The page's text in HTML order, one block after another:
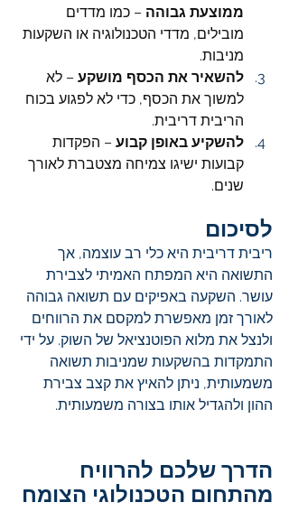
ממוצעת גבוהה – כמו מדדים
מובילים, מדדי הטכנולוגיה או השקעות
מניבות.
להשאיר את הכסף מושקע – לא
למשוך את הכסף, כדי לא לפגוע בכוח
הריבית דריבית.
להשקיע באופן קבוע – הפקדות
קבועות ישיגו צמיחה מצטברת לאורך
שנים.
לסיכום
ריבית דריבית היא כלי רב עוצמה, אך
התשואה היא המפתח האמיתי לצבירת
עושר. השקעה באפיקים עם תשואה גבוהה
לאורך זמן מאפשרת למקסם את הרווחים
ולנצל את מלוא הפוטנציאל של השוק. על ידי
התמקדות בהשקעות שמניבות תשואה
משמעותית, ניתן להאיץ את קצב צבירת
ההון ולהגדיל אותו בצורה משמעותית.
הדרך שלכם להרוויח
מהתחום הטכנולוגי הצומח